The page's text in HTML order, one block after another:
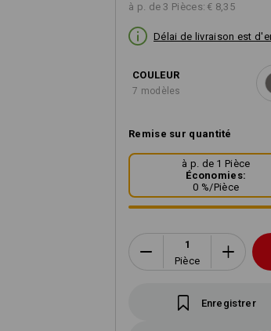
à p. de 3 Pièces: € 8,35
Délai de livraison est
COULEUR
7 modèles
Remise sur quantité
à p. de 1 Pièce
Économies:
0 %/Pièce
Pièce
Enregistrer